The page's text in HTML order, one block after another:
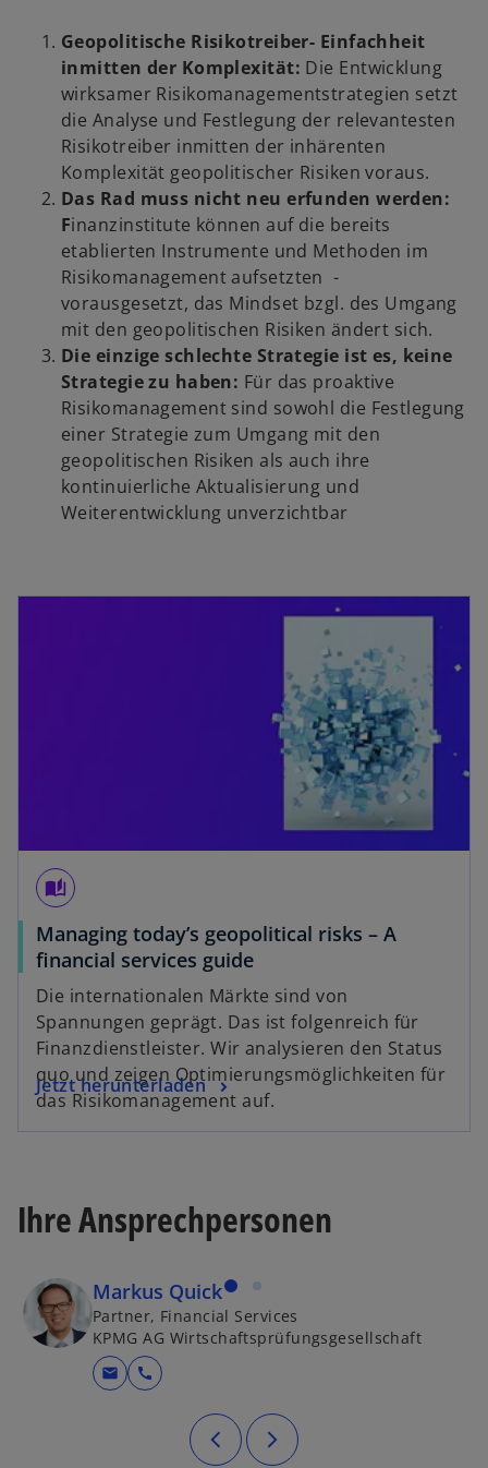
n
R
g
s
t
e
a
r
f
n
e
t
Geopolitische Risikotreiber- Einfachheit
inmitten der Komplexität: Die Entwicklung
wirksamer Risikomanagementstrategien setzt
die Analyse und Festlegung der relevantesten
Risikotreiber inmitten der inhärenten
Komplexität geopolitischer Risiken voraus.
Das Rad muss nicht neu erfunden werden:
Finanzinstitute können auf die bereits
etablierten Instrumente und Methoden im
Risikomanagement aufsetzten -
vorausgesetzt, das Mindset bzgl. des Umgang
mit den geopolitischen Risiken ändert sich.
Die einzige schlechte Strategie ist es, keine
Strategie zu haben: Für das proaktive
Risikomanagement sind sowohl die Festlegung
einer Strategie zum Umgang mit den
geopolitischen Risiken als auch ihre
kontinuierliche Aktualisierung und
Weiterentwicklung unverzichtbar
auto_stories
Managing today’s geopolitical risks – A
financial services guidew
i
r
d
i
n
e
r
e
n
g
i
Die internationalen Märkte sind von
Spannungen geprägt. Das ist folgenreich für
Finanzdienstleister. Wir analysieren den Status
quo und zeigen Optimierungsmöglichkeiten für
das Risikomanagement auf.
Jetzt herunterladen
w
i
r
n
n
e
r
wird in einer neuen Registerkarte geöffnet
Ihre Ansprechpersonen
Markus Quick
Partner, Financial Services
KPMG AG Wirtschaftsprüfungsgesellschaft
mail call